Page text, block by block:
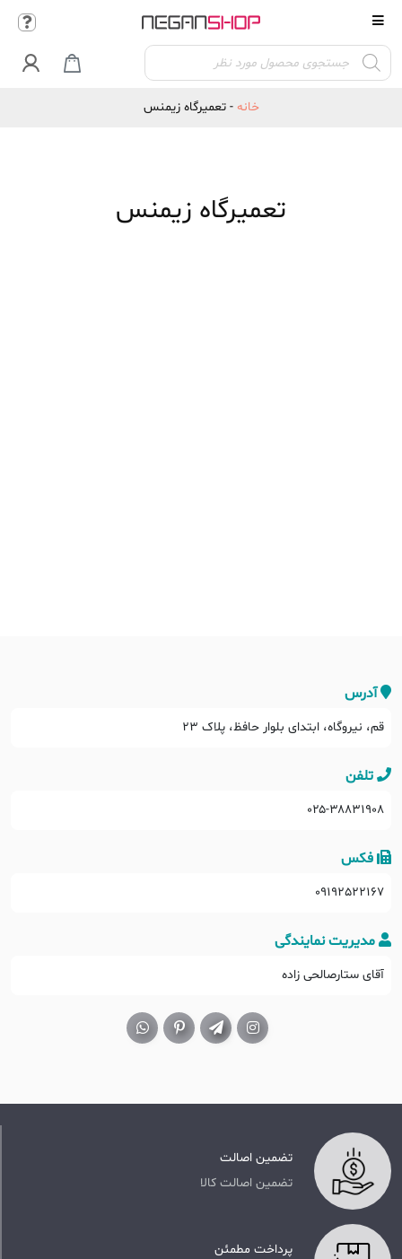
Products
search

خانه -تعمیرگاه زیمنس
تعمیرگاه زیمنس
آدرس
قم، نیروگاه، ابتدای بلوار حافظ، پلاک ۲۳
تلفن
۰۲۵-۳۸۸۳۱۹۰۸
فکس
09192522167
مدیریت نمایندگی
آقای ستارصالحی زاده
تضمین اصالت
تضمین اصالت کالا
پرداخت مطمئن